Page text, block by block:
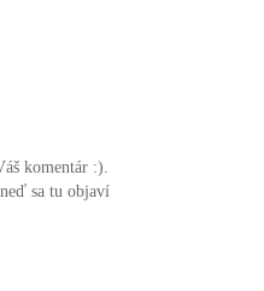
komentár :).
sa tu objaví